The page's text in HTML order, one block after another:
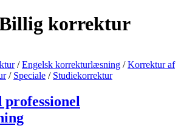
korrektur
/Engelsk korrekturlæsning /Korrektur af
/ Speciale / Studiekorrektur
professionel